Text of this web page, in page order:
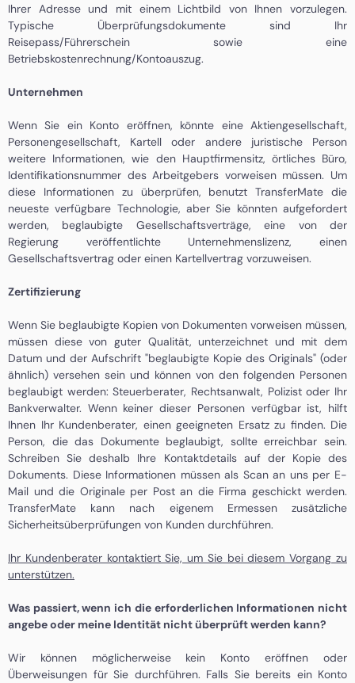
Ihrer Adresse und mit einem Lichtbild von Ihnen vorzulegen.
Typische Überprüfungsdokumente sind Ihr
Reisepass/Führerschein sowie eine
Betriebskostenrechnung/Kontoauszug.
Unternehmen
Wenn Sie ein Konto eröffnen, könnte eine Aktiengesellschaft,
Personengesellschaft, Kartell oder andere juristische Person
weitere Informationen, wie den Hauptfirmensitz, örtliches Büro,
Identifikationsnummer des Arbeitgebers vorweisen müssen. Um
diese Informationen zu überprüfen, benutzt TransferMate die
neueste verfügbare Technologie, aber Sie könnten aufgefordert
werden, beglaubigte Gesellschaftsverträge, eine von der
Regierung veröffentlichte Unternehmenslizenz, einen
Gesellschaftsvertrag oder einen Kartellvertrag vorzuweisen.
Zertifizierung
Wenn Sie beglaubigte Kopien von Dokumenten vorweisen müssen,
müssen diese von guter Qualität, unterzeichnet und mit dem
Datum und der Aufschrift "beglaubigte Kopie des Originals" (oder
ähnlich) versehen sein und können von den folgenden Personen
beglaubigt werden: Steuerberater, Rechtsanwalt, Polizist oder Ihr
Bankverwalter. Wenn keiner dieser Personen verfügbar ist, hilft
Ihnen Ihr Kundenberater, einen geeigneten Ersatz zu finden. Die
Person, die das Dokumente beglaubigt, sollte erreichbar sein.
Schreiben Sie deshalb Ihre Kontaktdetails auf der Kopie des
Dokuments. Diese Informationen müssen als Scan an uns per E-
Mail und die Originale per Post an die Firma geschickt werden.
TransferMate kann nach eigenem Ermessen zusätzliche
Sicherheitsüberprüfungen von Kunden durchführen.
Ihr Kundenberater kontaktiert Sie, um Sie bei diesem Vorgang zu
unterstützen.
Was passiert, wenn ich die erforderlichen Informationen nicht
angebe oder meine Identität nicht überprüft werden kann?
Wir können möglicherweise kein Konto eröffnen oder
Überweisungen für Sie durchführen. Falls Sie bereits ein Konto